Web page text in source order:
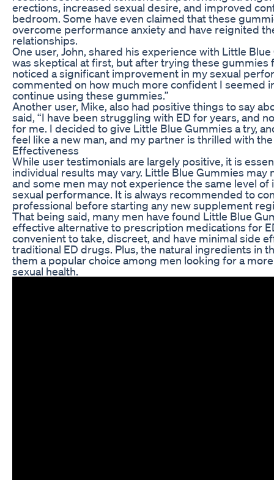
erections, increased sexual desire, and improved
bedroom. Some have even claimed that these
overcome performance anxiety and have reignited
relationships.
One user, John, shared his experience with Little
was skeptical at first, but after trying these gummies
noticed a significant improvement in my sexual
commented on how much more confident I seemed
continue using these gummies.”
Another user, Mike, also had positive things to say
said, “I have been struggling with ED for years, and
for me. I decided to give Little Blue Gummies a try,
feel like a new man, and my partner is thrilled with
Effectiveness
While user testimonials are largely positive, it is
individual results may vary. Little Blue Gummies may
and some men may not experience the same level
sexual performance. It is always recommended to
professional before starting any new supplement
That being said, many men have found Little Blue
effective alternative to prescription medications for
convenient to take, discreet, and have minimal side
traditional ED drugs. Plus, the natural ingredients in
them a popular choice among men looking for a
sexual health.